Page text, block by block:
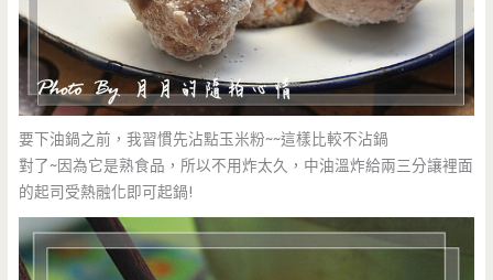
要下油鍋之前，我習慣先沾點玉米粉~~這樣比較不沾鍋
對了~因為它是熟食品，所以不用炸太久，中油溫炸給兩三分讓裡面
的起司受熱融化即可起鍋!